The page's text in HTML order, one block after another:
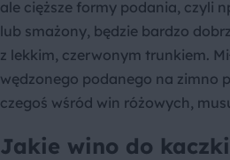
ale cięższe formy podania, czyli
lub smażony, będzie bardzo
z lekkim, czerwonym trunkiem.
wędzonego podanego na zimno
czegoś wśród win różowych,
Jakie wino do